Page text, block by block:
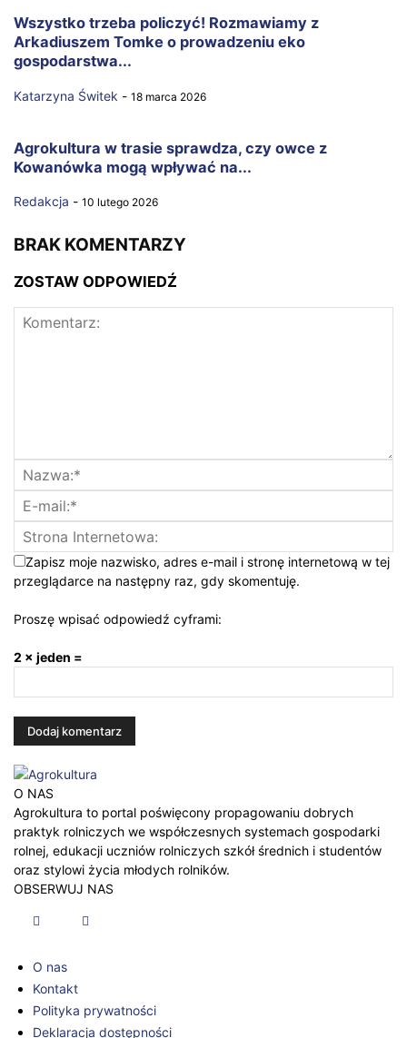
Wszystko trzeba policzyć! Rozmawiamy z
Arkadiuszem Tomke o prowadzeniu eko
gospodarstwa...
Katarzyna Świtek - 18 marca 2026
Agrokultura w trasie sprawdza, czy owce z
Kowanówka mogą wpływać na...
Redakcja - 10 lutego 2026
BRAK KOMENTARZY
ZOSTAW ODPOWIEDŹ
Zapisz moje nazwisko, adres e-mail i stronę internetową w tej
przeglądarce na następny raz, gdy skomentuję.
Proszę wpisać odpowiedź cyframi:
2 × jeden =
O NAS
Agrokultura to portal poświęcony propagowaniu dobrych
praktyk rolniczych we współczesnych systemach gospodarki
rolnej, edukacji uczniów rolniczych szkół średnich i studentów
oraz stylowi życia młodych rolników.
OBSERWUJ NAS
O nas
Kontakt
Polityka prywatności
Deklaracja dostępności